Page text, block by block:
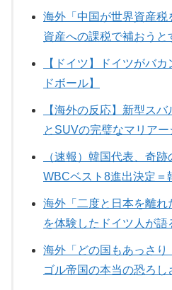
海外「中国が世界資産
資産への課税で補おうと
【ドイツ】ドイツがバ
ドボール】
【海外の反応】新型ス
とSUVの完璧なマリアー
（速報）韓国代表、奇
WBCベスト8進出決定＝
海外「二度と日本を離
を体験したドイツ人が
海外「どの国もあっさ
ゴル帝国の本当の恐ろ